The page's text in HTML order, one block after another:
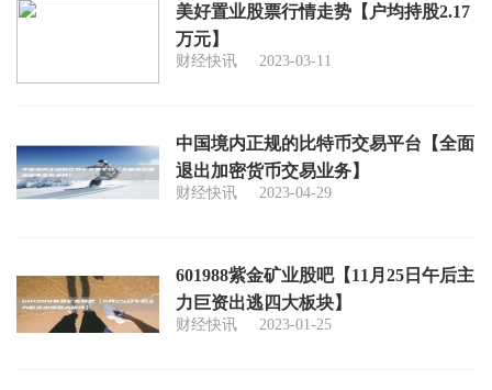
美好置业股票行情走势【户均持股2.17
万元】
财经快讯 2023-03-11
中国境内正规的比特币交易平台【全面
退出加密货币交易业务】
财经快讯 2023-04-29
601988紫金矿业股吧【11月25日午后主
力巨资出逃四大板块】
财经快讯 2023-01-25